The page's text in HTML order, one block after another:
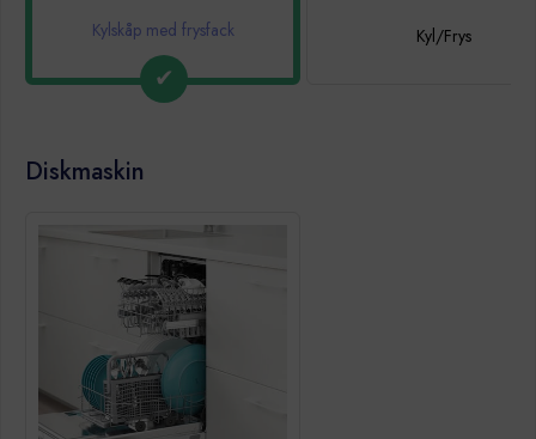
Kylskåp med frysfack Kyl/Frys
Diskmaskin